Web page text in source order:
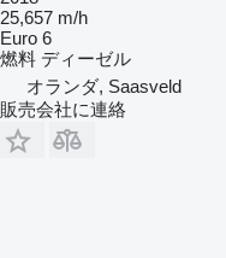
25,657 m/h
Euro 6
燃料 ディーゼル
オランダ, Saasveld
販売会社に連絡